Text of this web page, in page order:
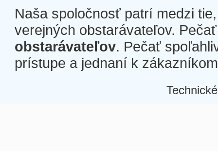
Naša spoločnosť patrí medzi
verejných obstarávateľov.
obstarávateľov. Pečať
prístupe a jednaní k